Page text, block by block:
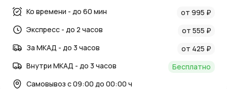
Ко времени - до 60 мин
от 995 ₽
Экспресс - до 2 часов
от 555 ₽
За МКАД - до 3 часов
от 425 ₽
Внутри МКАД - до 3 часов
Бесплатно
Самовывоз с 09:00 до 00:00 ч